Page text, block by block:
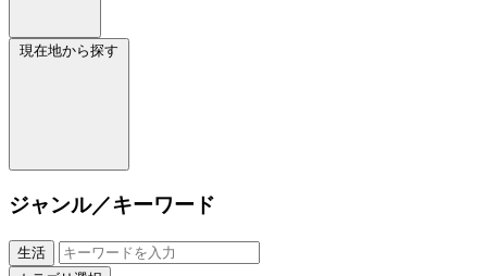
現在地から探す
ジャンル／キーワード
生活